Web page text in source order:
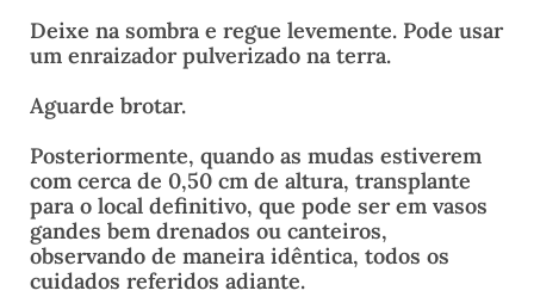
Deixe na sombra e regue levemente. Pode usar
um enraizador pulverizado na terra.
Aguarde brotar.
Posteriormente, quando as mudas estiverem
com cerca de 0,50 cm de altura, transplante
para o local definitivo, que pode ser em vasos
gandes bem drenados ou canteiros,
observando de maneira idêntica, todos os
cuidados referidos adiante.